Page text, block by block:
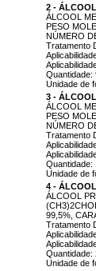
2 -
ÁLCOOL
PESO
NÚMERO
Tratamento
Quantidade:
Unidade de
3 -
ÁLCOOL
PESO
NÚMERO
Tratamento
Quantidade:
Unidade de
4 -
ÁLCOOL
99,5%,
Tratamento
Quantidade:
Unidade de